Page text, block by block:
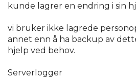
kunde lagrer en endring i sin
vi bruker ikke lagrede
annet enn å ha backup av
hjelp ved behov.
Serverlogger